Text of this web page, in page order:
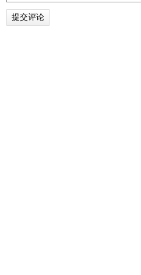
5、点击Character按钮会出现一